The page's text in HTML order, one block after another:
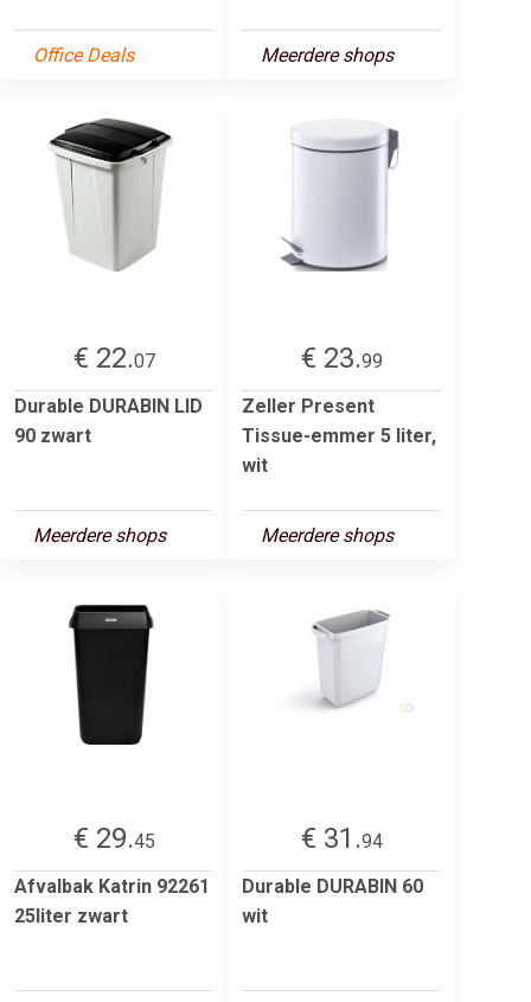
Office Deals Meerdere shops
€ 22.07
Durable DURABIN LID
90 zwart
Meerdere shops
€ 23.99
Zeller Present
Tissue-emmer 5 liter,
wit
Meerdere shops
€ 29.45
Afvalbak Katrin 92261
25liter zwart
€ 31.94
Durable DURABIN 60
wit